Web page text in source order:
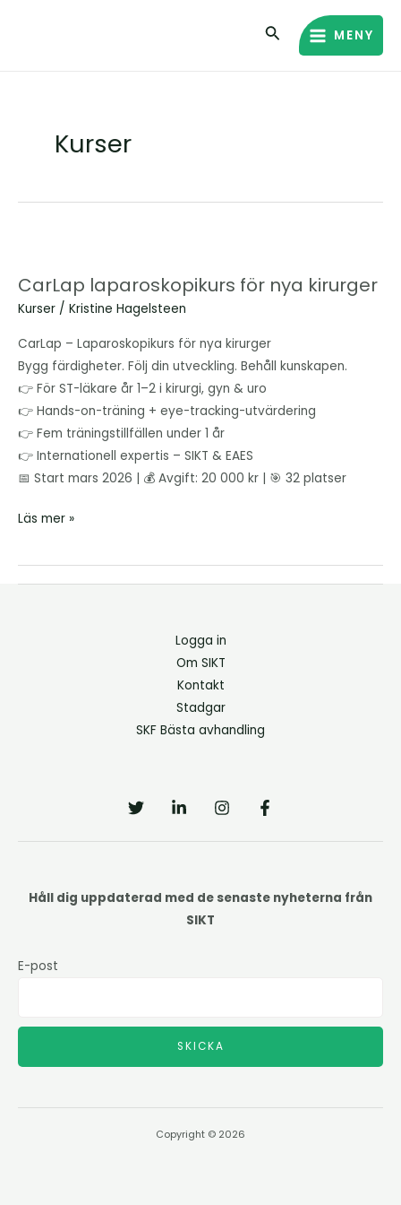
Sök
MAIN
MENU
MENY
Kurser
CarLap laparoskopikurs för nya kirurger
Kurser / Kristine Hagelsteen
CarLap – Laparoskopikurs för nya kirurger
Bygg färdigheter. Följ din utveckling. Behåll kunskapen.
👉 För ST-läkare år 1–2 i kirurgi, gyn & uro
👉 Hands-on-träning + eye-tracking-utvärdering
👉 Fem träningstillfällen under 1 år
👉 Internationell expertis – SIKT & EAES
📅 Start mars 2026 | 💰 Avgift: 20 000 kr | 🎯 32 platser
för
nya
Läs mer »
Logga in
Om SIKT
Kontakt
Stadgar
SKF Bästa avhandling
Håll dig uppdaterad med de senaste nyheterna från
SIKT
E-post
SKICKA
Copyright © 2026